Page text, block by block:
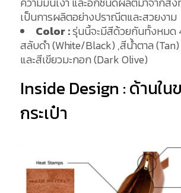
เป็นการผลิตอย่างปราณีตและสวยงาม
Color :รุ่นนี้จะมีสีด้วยกันทั้งหมด
สลับดำ (White/Black) ,สีน้ำตาล
และสีเขียวมะกอก (Dark Olive)
Inside Design : ด้านใน
กระเป๋า